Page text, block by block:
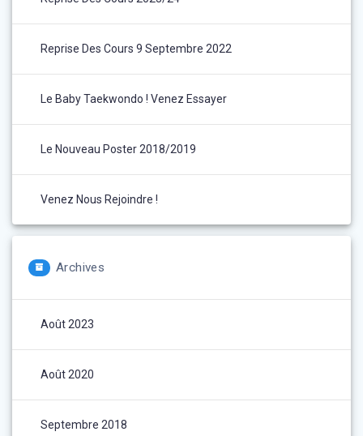
Reprise Des Cours 9 Septembre 2022
Le Baby Taekwondo ! Venez Essayer
Le Nouveau Poster 2018/2019
Venez Nous Rejoindre !
Archives
Août 2023
Août 2020
Septembre 2018